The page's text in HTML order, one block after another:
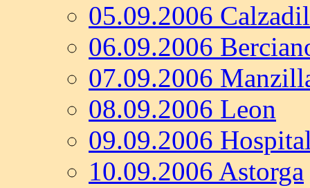
05.09.2006
06.09.2006
07.09.2006
08.09.2006 Leon
09.09.2006
10.09.2006 Astorga